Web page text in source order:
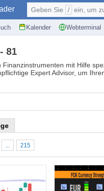
Kalender Webterminal
Geben Sie / ein, um zu
81
mit Hilfe
Expert Advisor, um
... 215